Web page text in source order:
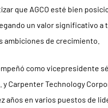
que AGCO esté bien
un valor significativo a
ambiciones de crecimiento.
como vicepresidente
Carpenter Technology
años en varios puestos de